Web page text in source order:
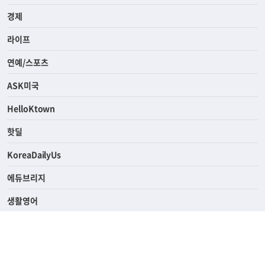
사회
경제
라이프
연예/스포츠
ASK미국
HelloKtown
핫딜
KoreaDailyUs
에듀브리지